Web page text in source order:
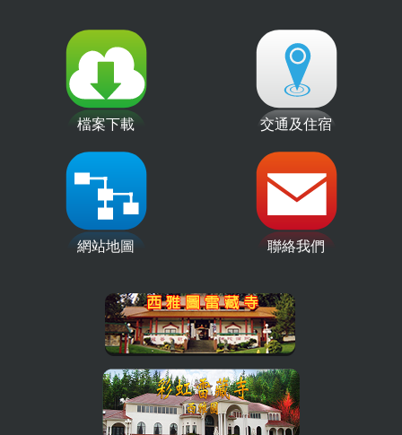
檔案下載 交通及住宿
網站地圖 聯絡我們